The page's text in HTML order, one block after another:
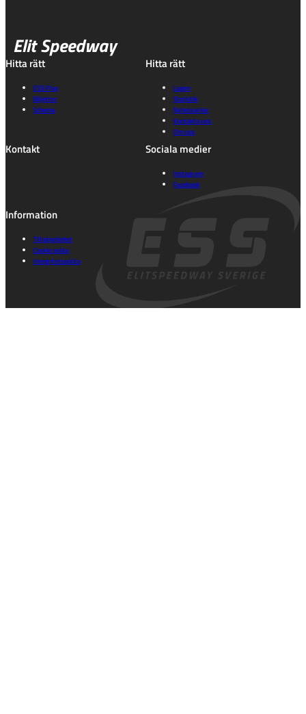
Elit Speedway
Hitta rätt
ESS Play
Biljetter
Schema
Hitta rätt
Lagen
Statistik
Nyhetsarkiv
Kontakta oss
Om oss
Kontakt Sociala medier
Instagram
Facebook
Information
Tillgänglighet
Cookie policy
Integritetspolicy